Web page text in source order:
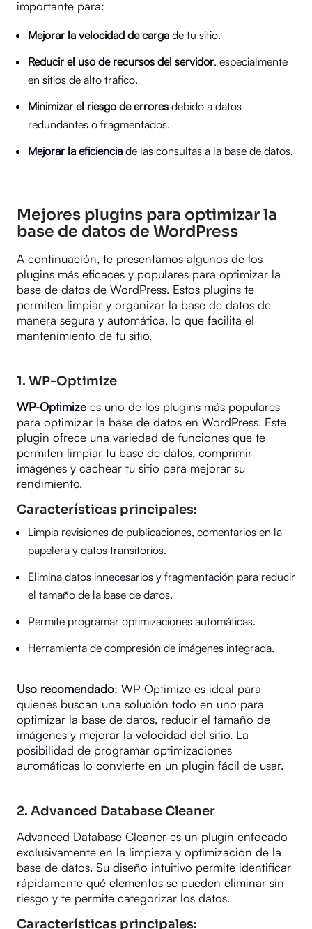
importante para:
Mejorar la velocidad de carga de tu sitio.
Reducir el uso de recursos del servidor, especialmente
en sitios de alto tráfico.
Minimizar el riesgo de errores debido a datos
redundantes o fragmentados.
Mejorar la eficiencia de las consultas a la base de datos.
Mejores plugins para optimizar la
base de datos de WordPress
A continuación, te presentamos algunos de los
plugins más eficaces y populares para optimizar la
base de datos de WordPress. Estos plugins te
permiten limpiar y organizar la base de datos de
manera segura y automática, lo que facilita el
mantenimiento de tu sitio.
1. WP-Optimize
WP-Optimize es uno de los plugins más populares
para optimizar la base de datos en WordPress. Este
plugin ofrece una variedad de funciones que te
permiten limpiar tu base de datos, comprimir
imágenes y cachear tu sitio para mejorar su
rendimiento.
Características principales:
Limpia revisiones de publicaciones, comentarios en la
papelera y datos transitorios.
Elimina datos innecesarios y fragmentación para reducir
el tamaño de la base de datos.
Permite programar optimizaciones automáticas.
Herramienta de compresión de imágenes integrada.
Uso recomendado: WP-Optimize es ideal para
quienes buscan una solución todo en uno para
optimizar la base de datos, reducir el tamaño de
imágenes y mejorar la velocidad del sitio. La
posibilidad de programar optimizaciones
automáticas lo convierte en un plugin fácil de usar.
2. Advanced Database Cleaner
Advanced Database Cleaner es un plugin enfocado
exclusivamente en la limpieza y optimización de la
base de datos. Su diseño intuitivo permite identificar
rápidamente qué elementos se pueden eliminar sin
riesgo y te permite categorizar los datos.
Características principales: